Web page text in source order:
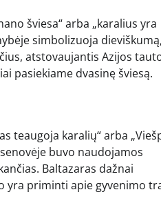
šviesa“ arba „karalius yra
simbolizuoja dieviškumą,
atstovaujantis Azijos
pasiekiame dvasinę šviesą.
teaugoja karalių“ arba
buvo naudojamos
Baltazaras dažnai
yra priminti apie gyvenimo